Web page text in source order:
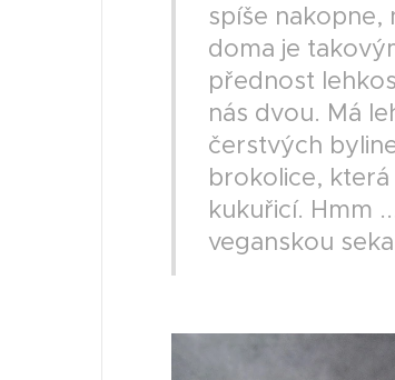
spíše nakopne,
doma je
přednost
nás dvou. Má
čerstvých
brokolice,
kukuřicí. Hmm
veganskou